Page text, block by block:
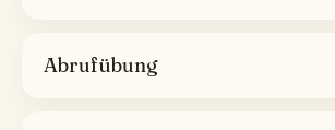
Abrufübung